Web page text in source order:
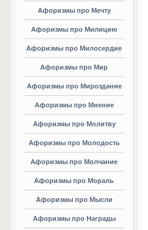
Афоризмы про Мечту
Афоризмы про Милицию
Афоризмы про Милосердие
Афоризмы про Мир
Афоризмы про Мироздание
Афоризмы про Мнение
Афоризмы про Молитву
Афоризмы про Молодость
Афоризмы про Молчание
Афоризмы про Мораль
Афоризмы про Мысли
Афоризмы про Награды